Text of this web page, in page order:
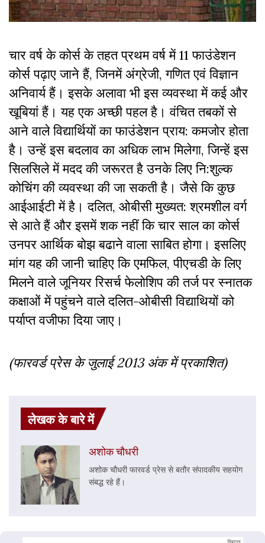
चार वर्ष के कोर्स के तहत प्रथम वर्ष में 11 फाउंडेशन
कोर्स पढ़ाए जाने हैं, जिनमें अंग्रेजी, गणित एवं विज्ञान
अनिवार्य हैं। इसके अलावा भी इस व्यवस्था में कई और
खूबियां हैं। यह एक अच्छी पहल है। वंचित तबकों से
आने वाले विद्यार्थियों का फाउंडेशन प्राय: कमजोर होता
है। उन्हें इस बदलाव का अधिक लाभ मिलेगा, जिन्हें इस
सिलसिले में मदद की जरूरत है उनके लिए नि:शुल्क
कोचिंग की व्यवस्था की जा सकती है। जैसे कि कुछ
आईआईटी में है। दलित, ओबीसी मुख्यत: श्रमशील वर्ग
से आते हैं और इसमें शक नहीं कि चार साल का कोर्स
उनपर आर्थिक बोझ बढाने वाला साबित होगा। इसलिए
मांग यह की जानी चाहिए कि एमफिल, पीएचडी के लिए
मिलने वाले जूनियर रिसर्च फेलोशिप की तर्ज पर स्नातक
कक्षाओं में पहुंचने वाले दलित-ओबीसी विद्याथियों को
पर्याप्त वजीफा दिया जाए।
(फारवर्ड प्रेस के जुलाई 2013 अंक में प्रकाशित)
लेखक के बारे में
अशोक चौधरी
अशोक चौधरी फारवर्ड प्रेस से बतौर संपादकीय सहयोग
संबद्ध रहे हैं।